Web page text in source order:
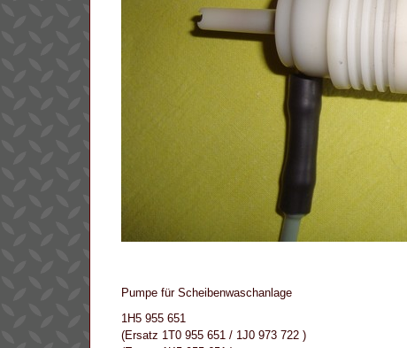
Pumpe für Scheibenwaschanlage
1H5 955 651
(Ersatz 1T0 955 651 / 1J0 973 722 )